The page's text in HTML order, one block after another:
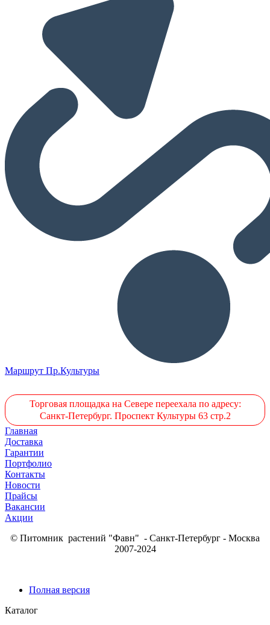
Маршрут Пр.Культуры
Торговая площадка на Севере переехала по адресу:
Санкт-Петербург. Проспект Культуры 63 стр.2
Главная
Доставка
Гарантии
Портфолио
Контакты
Новости
Прайсы
Вакансии
Акции
© Питомник растений "Фавн" - Санкт-Петербург - Москва
2007-2024
Полная версия
Каталог